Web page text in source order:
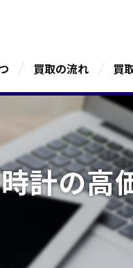
買取の流れ 買
計の高